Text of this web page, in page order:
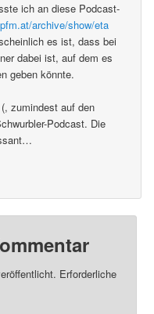
ich an diese Podcast-
archive/show/eta
es ist, dass bei
dabei ist, auf dem es
geben könnte.
zumindest auf den
Podcast. Die
Erforderliche